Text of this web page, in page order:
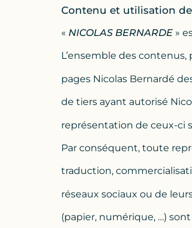
Contenu et utilisation
« NICOLAS BERNARDE »
L’ensemble des
pages Nicolas Bernardé
de tiers ayant autorisé
représentation de ceux-ci
Par conséquent, toute
traduction,
réseaux sociaux ou de
(papier, numérique, …)